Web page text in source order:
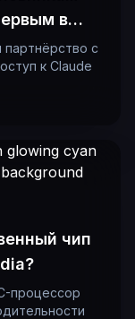
в
с
к Claude
чип
процессор